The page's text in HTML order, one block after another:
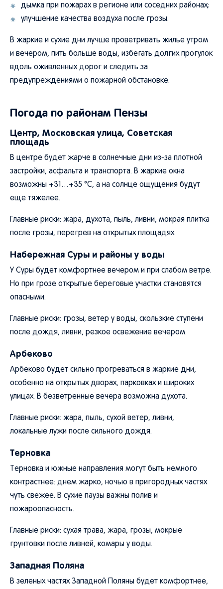
дымка при пожарах в регионе или соседних районах;
улучшение качества воздуха после грозы.
В жаркие и сухие дни лучше проветривать жилье утром
и вечером, пить больше воды, избегать долгих прогулок
вдоль оживленных дорог и следить за
предупреждениями о пожарной обстановке.
Погода по районам Пензы
Центр, Московская улица, Советская
площадь
В центре будет жарче в солнечные дни из-за плотной
застройки, асфальта и транспорта. В жаркие окна
возможны +31…+35 °C, а на солнце ощущения будут
еще тяжелее.
Главные риски: жара, духота, пыль, ливни, мокрая плитка
после грозы, перегрев на открытых площадях.
Набережная Суры и районы у воды
У Суры будет комфортнее вечером и при слабом ветре.
Но при грозе открытые береговые участки становятся
опасными.
Главные риски: грозы, ветер у воды, скользкие ступени
после дождя, ливни, резкое освежение вечером.
Арбеково
Арбеково будет сильно прогреваться в жаркие дни,
особенно на открытых дворах, парковках и широких
улицах. В безветренные вечера возможна духота.
Главные риски: жара, пыль, сухой ветер, ливни,
локальные лужи после сильного дождя.
Терновка
Терновка и южные направления могут быть немного
контрастнее: днем жарко, ночью в пригородных частях
чуть свежее. В сухие паузы важны полив и
пожароопасность.
Главные риски: сухая трава, жара, грозы, мокрые
грунтовки после ливней, комары у воды.
Западная Поляна
В зеленых частях Западной Поляны будет комфортнее,